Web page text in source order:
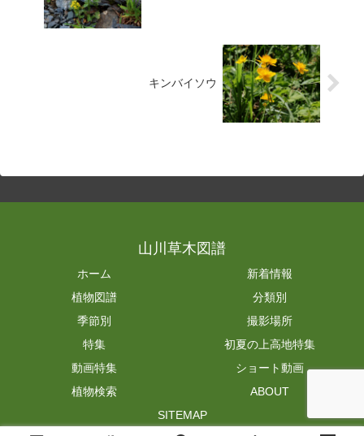
キンバイソウ
山川草木図譜
ホーム
新着情報
植物図譜
分類別
季節別
撮影場所
特集
初夏の上高地特集
動画特集
ショート動画
植物検索
ABOUT
SITEMAP